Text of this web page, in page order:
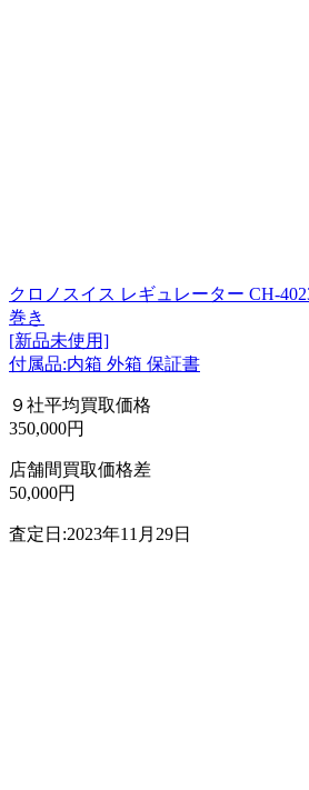
クロノスイス レギュレーター CH-
巻き
[新品未使用]
付属品:内箱 外箱 保証書
９社平均買取価格
350,000円
店舗間買取価格差
50,000円
査定日:2023年11月29日